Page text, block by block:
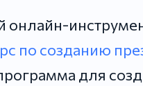
онлайн-
по созданию
для